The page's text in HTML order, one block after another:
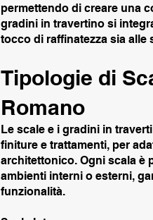
permettendo di creare una
gradini in travertino si
tocco di raffinatezza sia alle
Tipologie di
Romano
Le scale e i gradini in
finiture e trattamenti, per
architettonico. Ogni scala è
ambienti interni o esterni,
funzionalità.